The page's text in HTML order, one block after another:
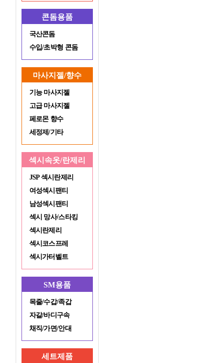
콘돔용품
국산콘돔
수입/초박형 콘돔
마사지젤/향수
기능 마사지젤
고급 마사지젤
페로몬 향수
세정제/기타
섹시속옷/란제리
JSP 섹시란제리
여성섹시팬티
남성섹시팬티
섹시 망사/스타킹
섹시란제리
섹시코스프레
섹시가터벨트
SM용품
목줄/수갑/족갑
자갈/바디구속
채직/가면/안대
세트제품